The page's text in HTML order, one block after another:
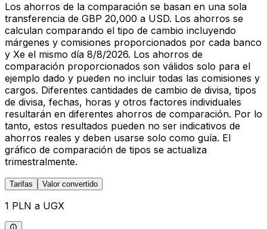
Los ahorros de la comparación se basan en una sola
transferencia de GBP 20,000 a USD. Los ahorros se
calculan comparando el tipo de cambio incluyendo
márgenes y comisiones proporcionados por cada banco
y Xe el mismo día 8/8/2026. Los ahorros de
comparación proporcionados son válidos solo para el
ejemplo dado y pueden no incluir todas las comisiones y
cargos. Diferentes cantidades de cambio de divisa, tipos
de divisa, fechas, horas y otros factores individuales
resultarán en diferentes ahorros de comparación. Por lo
tanto, estos resultados pueden no ser indicativos de
ahorros reales y deben usarse solo como guía. El
gráfico de comparación de tipos se actualiza
trimestralmente.
Tarifas Valor convertido
1 PLN a UGX